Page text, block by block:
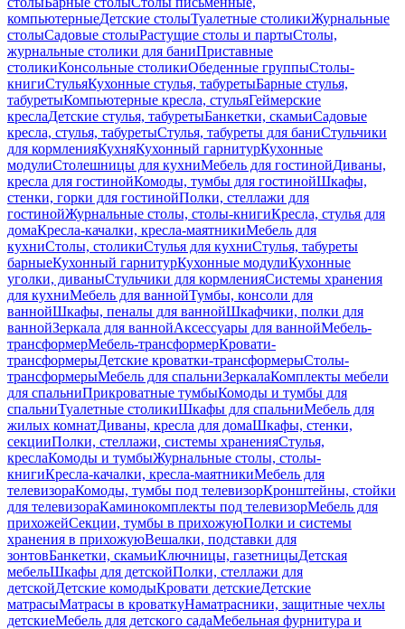
компьютерныеДетские столыТуалетные столикиЖурнальные
столыСадовые столыРастущие столы и партыСтолы,
журнальные столики для баниПриставные
столикиКонсольные столикиОбеденные группыСтолы-
книгиСтульяКухонные стулья, табуретыБарные стулья,
табуретыКомпьютерные кресла, стульяГеймерские
креслаДетские стулья, табуретыБанкетки, скамьиСадовые
кресла, стулья, табуретыСтулья, табуреты для баниСтульчики
для кормленияКухняКухонный гарнитурКухонные
модулиСтолешницы для кухниМебель для гостинойДиваны,
кресла для гостинойКомоды, тумбы для гостинойШкафы,
стенки, горки для гостинойПолки, стеллажи для
гостинойЖурнальные столы, столы-книгиКресла, стулья для
домаКресла-качалки, кресла-маятникиМебель для
кухниСтолы, столикиСтулья для кухниСтулья, табуреты
барныеКухонный гарнитурКухонные модулиКухонные
уголки, диваныСтульчики для кормленияСистемы хранения
для кухниМебель для ваннойТумбы, консоли для
ваннойШкафы, пеналы для ваннойШкафчики, полки для
ваннойЗеркала для ваннойАксессуары для ваннойМебель-
трансформерМебель-трансформерКровати-
трансформерыДетские кроватки-трансформерыСтолы-
трансформерыМебель для спальниЗеркалаКомплекты мебели
для спальниПрикроватные тумбыКомоды и тумбы для
спальниТуалетные столикиШкафы для спальниМебель для
жилых комнатДиваны, кресла для домаШкафы, стенки,
секцииПолки, стеллажи, системы храненияСтулья,
креслаКомоды и тумбыЖурнальные столы, столы-
книгиКресла-качалки, кресла-маятникиМебель для
телевизораКомоды, тумбы под телевизорКронштейны, стойки
для телевизораКаминокомплекты под телевизорМебель для
прихожейСекции, тумбы в прихожуюПолки и системы
хранения в прихожуюВешалки, подставки для
зонтовБанкетки, скамьиКлючницы, газетницыДетская
мебельШкафы для детскойПолки, стеллажи для
детскойДетские комодыКровати детскиеДетские
матрасыМатрасы в кроваткуНаматрасники, защитные чехлы
детскиеМебель для детского садаМебельная фурнитура и